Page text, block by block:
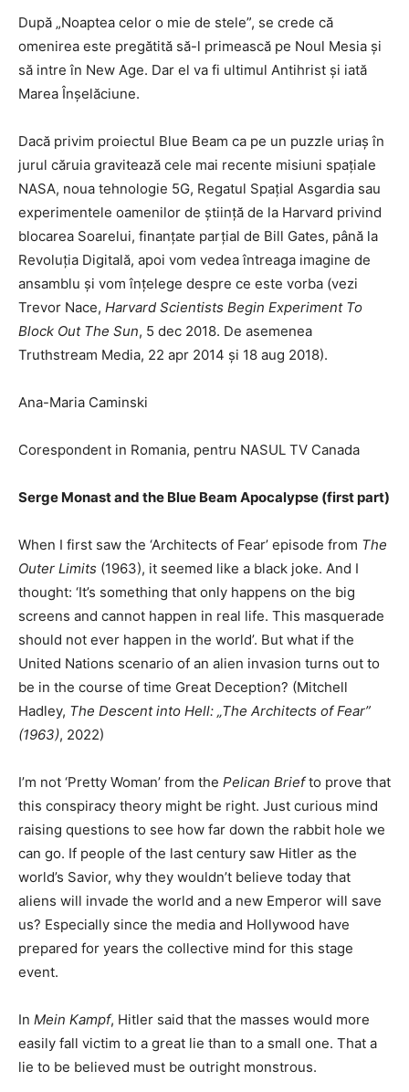
După „Noaptea celor o mie de stele”, se crede că
omenirea este pregătită să-l primească pe Noul Mesia și
să intre în New Age. Dar el va fi ultimul Antihrist și iată
Marea Înșelăciune.
Dacă privim proiectul Blue Beam ca pe un puzzle uriaș în
jurul căruia gravitează cele mai recente misiuni spațiale
NASA, noua tehnologie 5G, Regatul Spațial Asgardia sau
experimentele oamenilor de știință de la Harvard privind
blocarea Soarelui, finanțate parțial de Bill Gates, până la
Revoluția Digitală, apoi vom vedea întreaga imagine de
ansamblu și vom înțelege despre ce este vorba (vezi
Trevor Nace, Harvard Scientists Begin Experiment To
Block Out The Sun, 5 dec 2018. De asemenea
Truthstream Media, 22 apr 2014 și 18 aug 2018).
Ana-Maria Caminski
Corespondent in Romania, pentru NASUL TV Canada
Serge Monast and the Blue Beam Apocalypse (first part)
When I first saw the ‘Architects of Fear’ episode from The
Outer Limits (1963), it seemed like a black joke. And I
thought: ‘It’s something that only happens on the big
screens and cannot happen in real life. This masquerade
should not ever happen in the world’. But what if the
United Nations scenario of an alien invasion turns out to
be in the course of time Great Deception? (Mitchell
Hadley, The Descent into Hell: „The Architects of Fear”
(1963), 2022)
I’m not ‘Pretty Woman’ from the Pelican Briefto prove that
this conspiracy theory might be right. Just curious mind
raising questions to see how far down the rabbit hole we
can go. If people of the last century saw Hitler as the
world’s Savior, why they wouldn’t believe today that
aliens will invade the world and a new Emperor will save
us? Especially since the media and Hollywood have
prepared for years the collective mind for this stage
event.
In Mein Kampf, Hitler said that the masses would more
easily fall victim to a great lie than to a small one. That a
lie to be believed must be outright monstrous.